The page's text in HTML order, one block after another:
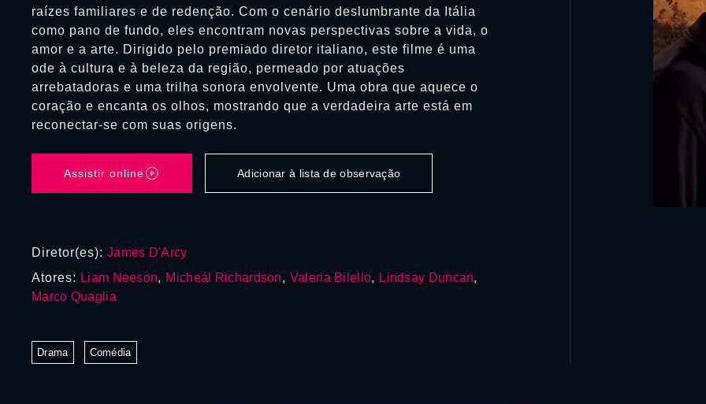
raízes familiares e de redenção. Com o cenário deslumbrante da Itália
como pano de fundo, eles encontram novas perspectivas sobre a vida, o
amor e a arte. Dirigido pelo premiado diretor italiano, este filme é uma
ode à cultura e à beleza da região, permeado por atuações
arrebatadoras e uma trilha sonora envolvente. Uma obra que aquece o
coração e encanta os olhos, mostrando que a verdadeira arte está em
reconectar-se com suas origens.
Assistir online Adicionar à lista de observação
Diretor(es): James D'Arcy
Atores: Liam Neeson, Micheál Richardson, Valeria Bilello, Lindsay Duncan,
Marco Quaglia
Drama Comédia